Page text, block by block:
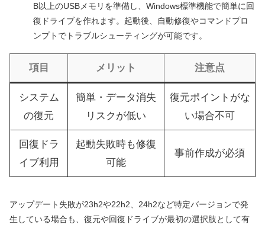
B以上のUSBメモリを準備し、Windows標準機能で簡単に回
復ドライブを作れます。起動後、自動修復やコマンドプロ
ンプトでトラブルシューティングが可能です。
項目 メリット 注意点
システム
の復元
簡単・データ消失
リスクが低い
復元ポイントがな
い場合不可
回復ドラ
イブ利用
起動失敗時も修復
可能
事前作成が必須
アップデート失敗が23h2や22h2、24h2など特定バージョンで発
生している場合も、復元や回復ドライブが最初の選択肢として有